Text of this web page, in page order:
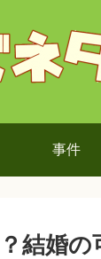
事件
結婚の